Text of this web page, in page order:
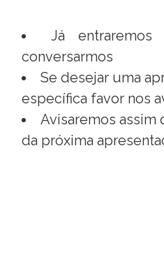
Já
conversarmos
Se desejar uma
específica favor nos
Avisaremos assim
da próxima